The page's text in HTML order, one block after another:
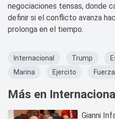
negociaciones tensas, donde
definir si el conflicto avanza
prolonga en el tiempo.
Internacional Trump
Marina
Ejercito
Más en Internacional
Gianni